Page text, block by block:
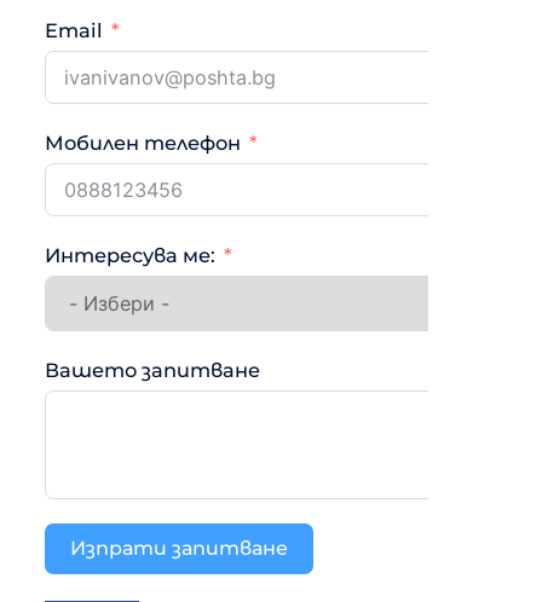
Email
Мобилен телефон
Интересува ме:
Вашето запитване
Изпрати запитване